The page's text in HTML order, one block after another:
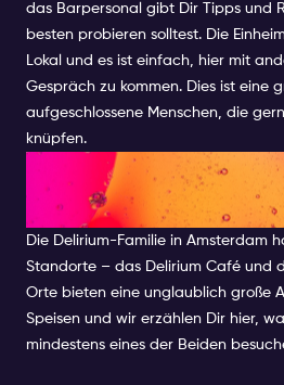
das Barpersonal gibt Dir Tipps und
besten probieren solltest. Die
Lokal und es ist einfach, hier mit
Gespräch zu kommen. Dies ist eine
aufgeschlossene Menschen, die
knüpfen.
DELIRIUM CAFÉ &
DELIRIUM
Die Delirium-Familie in Amsterdam
Standorte – das Delirium Café und
Orte bieten eine unglaublich große
Speisen und wir erzählen Dir hier,
mindestens eines der Beiden